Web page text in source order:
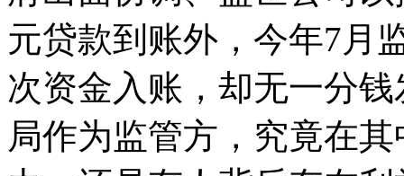
元贷款到账外，今年7月
次资金入账，却无一分
局作为监管方，究竟在